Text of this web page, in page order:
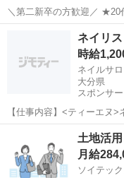
＼第二新卒の方歓迎／ ★20代
表示／制御システムの営業
向けに弊社所有技術を活用した船舶向け
舶の安全運航サポートシス
営業
ネイリ
時給
ネイルサ
大分県
スポンサ
【仕事内容】<ティーエヌ
得サポートあります <募集
務 ジェルネイル <必要経
ロン <勤務地>...
アルバイト・パート
土地活
月給
ソイテッ